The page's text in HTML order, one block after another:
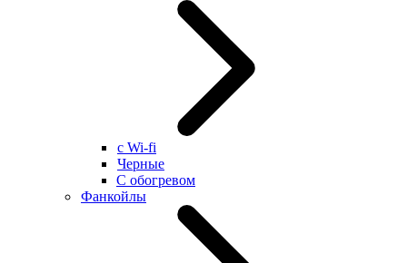
с Wi-fi
Черные
С обогревом
Фанкойлы